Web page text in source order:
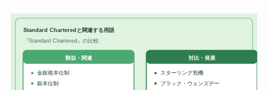
Standard Charteredと関連する用語
『Standard Chartered』の比較
類似・関連
金銀複本位制
銀本位制
対比・発展
スターリング危機
ブラック・ウェンズデー